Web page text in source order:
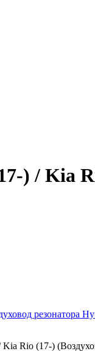
) / Kia
Rio (17-)